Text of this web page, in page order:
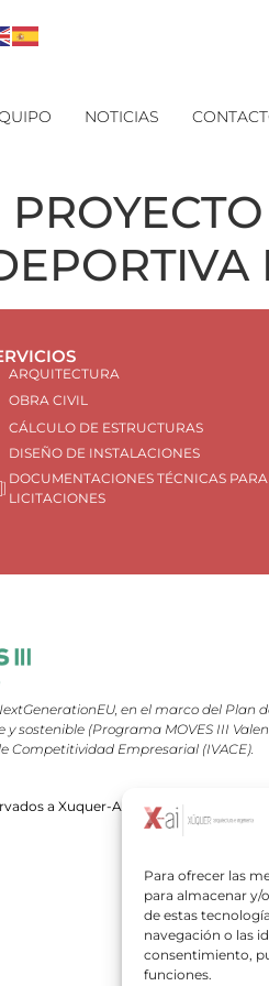
Para ofrecer las
para almacenar y/
de estas
navegación o las
consentimiento,
funciones.
NOTICIAS
ARQUITECTURA
OBRA CIVIL
CÁLCULO DE ESTRUCTURAS
DISEÑO DE INSTALACIONES
DOCUMENTACIONES TÉCNICAS PARA
LICITACIONES
en el marco del
(Programa MOVES III
Competitividad Empresarial (IVACE).
a Xuquer-Arqing y sus respectivos